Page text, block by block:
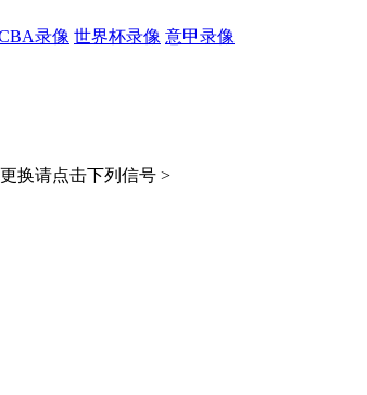
录像 世界杯录像 意甲录像
换请点击下列信号 >